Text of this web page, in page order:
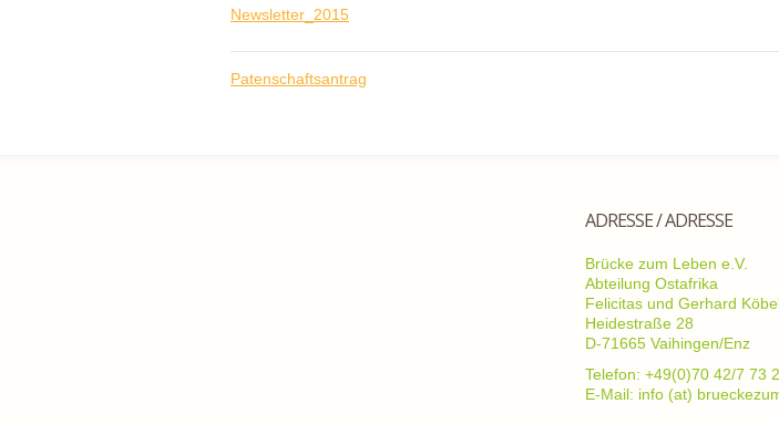
Newsletter_2015
Patenschaftsantrag
ADRESSE / ADRESSE
Brücke zum Leben e.V.
Abteilung Ostafrika
Felicitas und Gerhard
Heidestraße 28
D-71665 Vaihingen/Enz
Telefon: +49(0)70 42/7 73
E-Mail: info (at)